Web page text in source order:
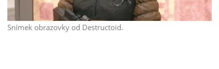
Snímek obrazovky od Destructoid.